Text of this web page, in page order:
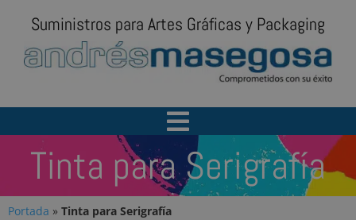
Suministros para Artes Gráficas y Packaging
Tinta para Serigrafía
Portada » Tinta para Serigrafía